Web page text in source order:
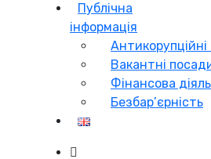
Публічна
інформація
Вакантні
Фінансова
Безбар’єрність